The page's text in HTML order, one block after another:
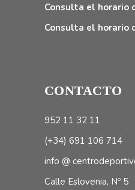
Consulta el horario
Consulta el horario
CONTACTO
952 11 32 11
(+34) 691 106 714
info @
Calle Eslovenia, Nº 5